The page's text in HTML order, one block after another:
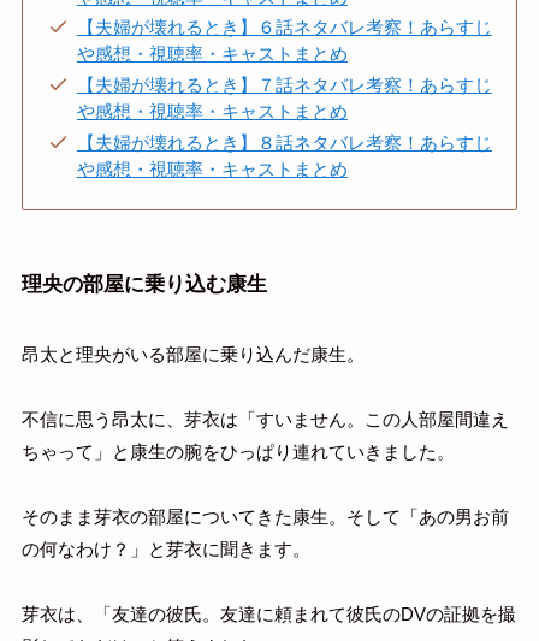
【夫婦が壊れるとき】６話ネタバレ考察！あらすじ
や感想・視聴率・キャストまとめ
【夫婦が壊れるとき】７話ネタバレ考察！あらすじ
や感想・視聴率・キャストまとめ
【夫婦が壊れるとき】８話ネタバレ考察！あらすじ
や感想・視聴率・キャストまとめ
理央の部屋に乗り込む康生
昂太と理央がいる部屋に乗り込んだ康生。
不信に思う昂太に、芽衣は「すいません。この人部屋間違え
ちゃって」と康生の腕をひっぱり連れていきました。
そのまま芽衣の部屋についてきた康生。そして「あの男お前
の何なわけ？」と芽衣に聞きます。
芽衣は、「友達の彼氏。友達に頼まれて彼氏のDVの証拠を撮